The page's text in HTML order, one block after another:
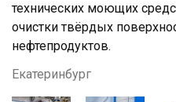
технических моющих
очистки твёрдых
нефтепродуктов.
Екатеринбург